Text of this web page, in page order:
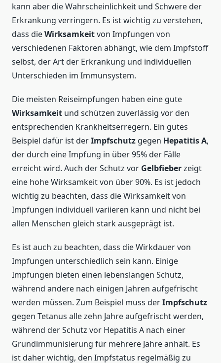
kann aber die Wahrscheinlichkeit und Schwere der
Erkrankung verringern. Es ist wichtig zu verstehen,
dass dieWirksamkeitvon Impfungen von
verschiedenen Faktoren abhängt, wie dem Impfstoff
selbst, der Art der Erkrankung und individuellen
Unterschieden im Immunsystem.
Die meisten Reiseimpfungen haben eine gute
Wirksamkeit und schützen zuverlässig vor den
entsprechenden Krankheitserregern. Ein gutes
Beispiel dafür ist derImpfschutz gegen Hepatitis A,
der durch eine Impfung in über 95% der Fälle
erreicht wird. Auch der Schutz vor Gelbfieberzeigt
eine hohe Wirksamkeit von über 90%. Es ist jedoch
wichtig zu beachten, dass die Wirksamkeit von
Impfungen individuell variieren kann und nicht bei
allen Menschen gleich stark ausgeprägt ist.
Es ist auch zu beachten, dass die Wirkdauer von
Impfungen unterschiedlich sein kann. Einige
Impfungen bieten einen lebenslangen Schutz,
während andere nach einigen Jahren aufgefrischt
werden müssen. Zum Beispiel muss derImpfschutz
gegen Tetanus alle zehn Jahre aufgefrischt werden,
während der Schutz vor Hepatitis A nach einer
Grundimmunisierung für mehrere Jahre anhält. Es
ist daher wichtig, den Impfstatus regelmäßig zu